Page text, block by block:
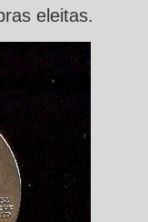
eleitas.